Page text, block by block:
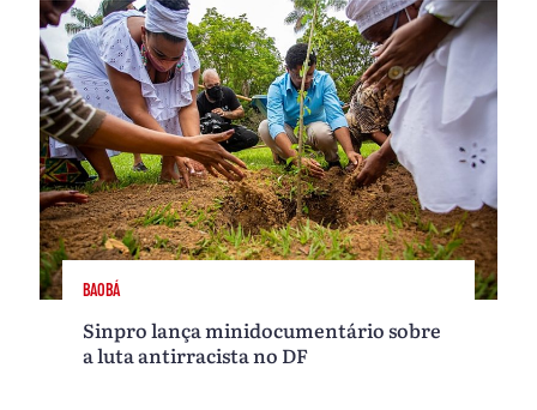
BAOBÁ
Sinpro lança minidocumentário sobre
a luta antirracista no DF